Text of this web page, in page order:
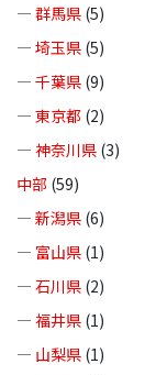
— 群馬県 (5)
— 埼玉県 (5)
— 千葉県 (9)
— 東京都 (2)
— 神奈川県 (3)
中部 (59)
— 新潟県 (6)
— 富山県 (1)
— 石川県 (2)
— 福井県 (1)
— 山梨県 (1)